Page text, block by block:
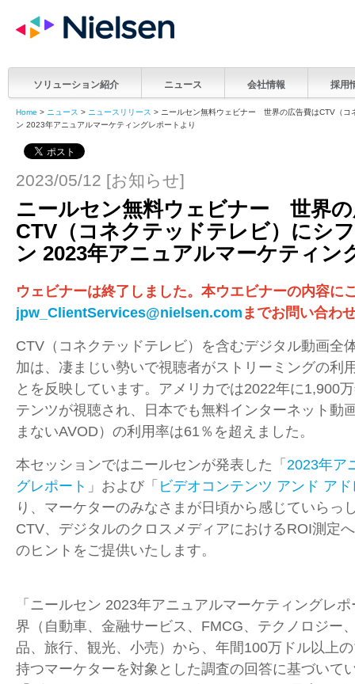
ソリューション紹介 ニュース 会社情報 採用
Home > ニュース > ニュースリリース > ニールセン無料ウェビナー 世界の広告費はCTV（コ
ン 2023年アニュアルマーケティングレポートより
2023/05/12 [お知らせ]
ニールセン無料ウェビナー 世界
CTV（コネクテッドテレビ）にシ
ン 2023年アニュアルマーケティン
ウェビナーは終了しました。本ウエビナーの内容に
jpw_ClientServices@nielsen.comまでお問い合わ
CTV（コネクテッドテレビ）を含むデジタル動画全
加は、凄まじい勢いで視聴者がストリーミングの利
とを反映しています。アメリカでは2022年に1,900
テンツが視聴され、日本でも無料インターネット動
まないAVOD）の利用率は61％を超えました。
本セッションではニールセンが発表した「 2023年ア
グレポート 」および「 ビデオコンテンツ アンド ア
り、マーケターのみなさまが日頃から感じていらっ
CTV、デジタルのクロスメディアにおけるROI測定
のヒントをご提供いたします。
「ニールセン 2023年アニュアルマーケティングレ
界（自動車、金融サービス、FMCG、テクノロジー
品、旅行、観光、小売）から、年間100万ドル以上
持つマーケターを対象とした調査の回答に基づいて